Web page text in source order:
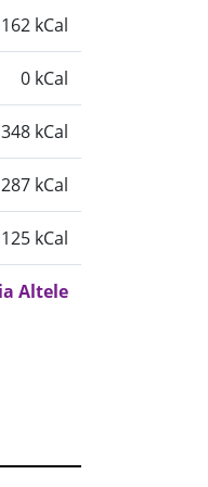
162 kCal
0 kCal
348 kCal
287 kCal
125 kCal
Altele